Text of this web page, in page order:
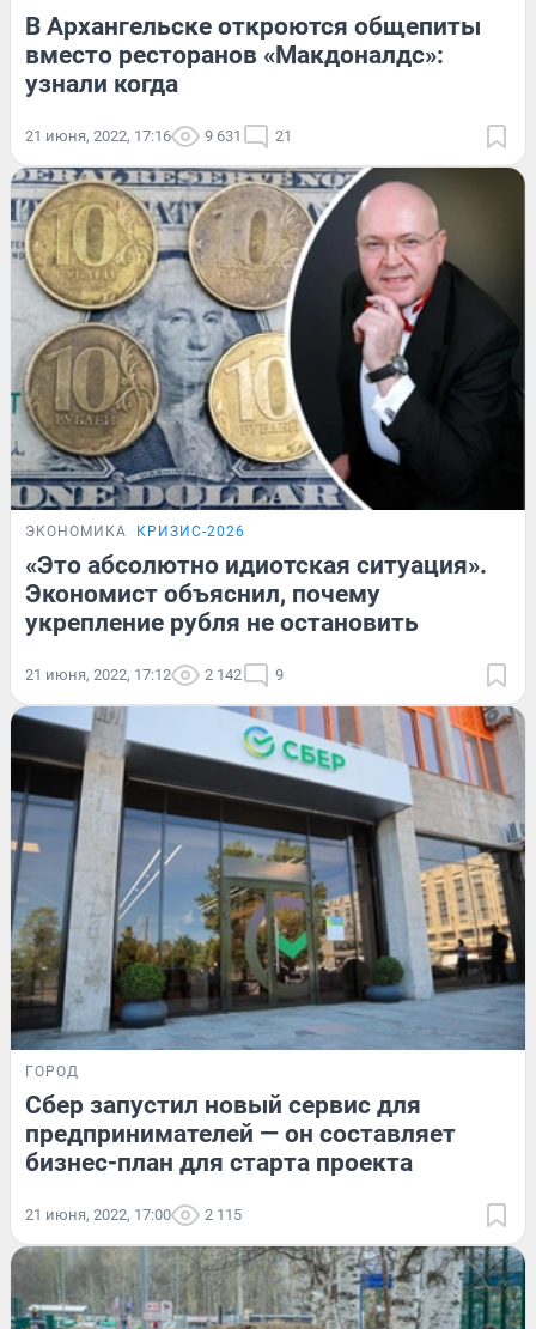
В Архангельске откроются общепиты
вместо ресторанов «Макдоналдс»:
узнали когда
21 июня, 2022, 17:16 9 631 21
ЭКОНОМИКА КРИЗИС-2026
«Это абсолютно идиотская ситуация».
Экономист объяснил, почему
укрепление рубля не остановить
21 июня, 2022, 17:12 2 142 9
ГОРОД
Сбер запустил новый сервис для
предпринимателей — он составляет
бизнес-план для старта проекта
21 июня, 2022, 17:00 2 115